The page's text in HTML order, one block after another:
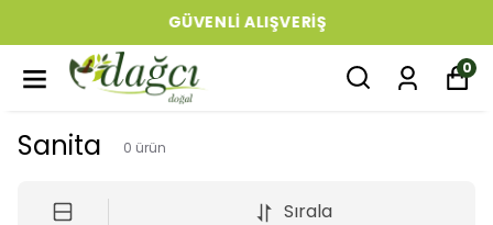
GÜVENLI ALIŞVERIŞ
0
Sanita 0 ürün
Sırala